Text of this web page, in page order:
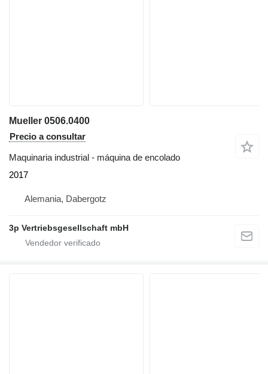
Mueller 0506.0400
Precio a consultar
Maquinaria industrial - máquina de encolado
2017
Alemania, Dabergotz
3p Vertriebsgesellschaft mbH